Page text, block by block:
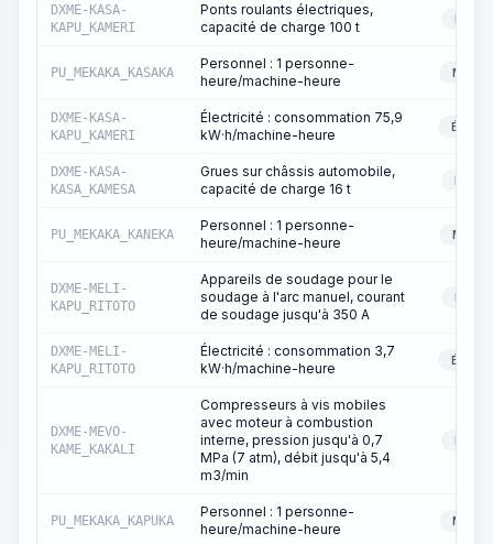
DXME-KASA-
KAPU_KAMERI
Ponts roulants électriques,
capacité de charge 100 t
PU_MEKAKA_KASAKA
Personnel : 1 personne-
heure/machine-heure
DXME-KASA-
KAPU_KAMERI
Électricité : consommation 75,9
kW·h/machine-heure
DXME-KASA-
KASA_KAMESA
Grues sur châssis automobile,
capacité de charge 16 t
PU_MEKAKA_KANEKA
Personnel : 1 personne-
heure/machine-heure
DXME-MELI-
KAPU_RITOTO
Appareils de soudage pour le
soudage à l'arc manuel, courant
de soudage jusqu'à 350 A
DXME-MELI-
KAPU_RITOTO
Électricité : consommation 3,7
kW·h/machine-heure
DXME-MEVO-
KAME_KAKALI
Compresseurs à vis mobiles
avec moteur à combustion
interne, pression jusqu'à 0,7
MPa (7 atm), débit jusqu'à 5,4
m3/min
PU_MEKAKA_KAPUKA
Personnel : 1 personne-
heure/machine-heure